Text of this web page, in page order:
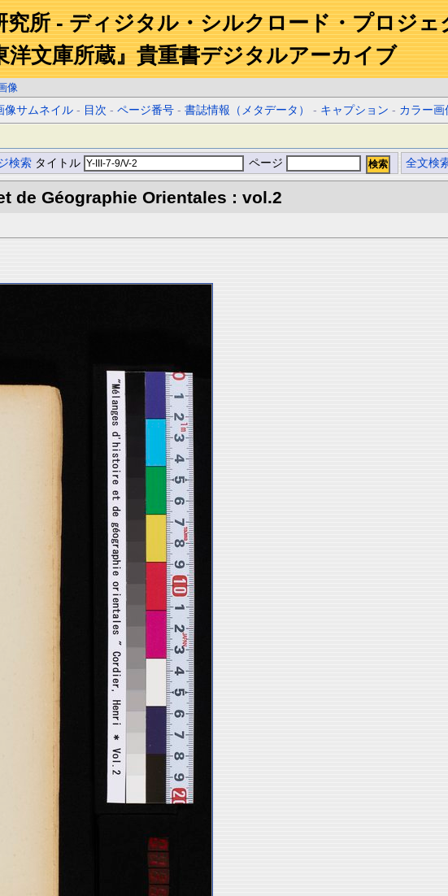
究所 - ディジタル・シルクロード・プロジェ
洋文庫所蔵』貴重書デジタルアーカイブ
像
像サムネイル - 目次 -ページ番号 -書誌情報（メタデータ） - キャプション - カラー画
検索 タイトル ページ 全文検
de Géographie Orientales : vol.2